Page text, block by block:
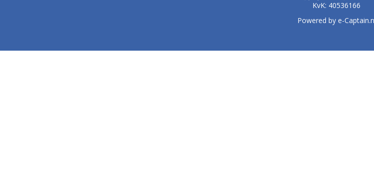
KvK: 40536166
Powered by e-